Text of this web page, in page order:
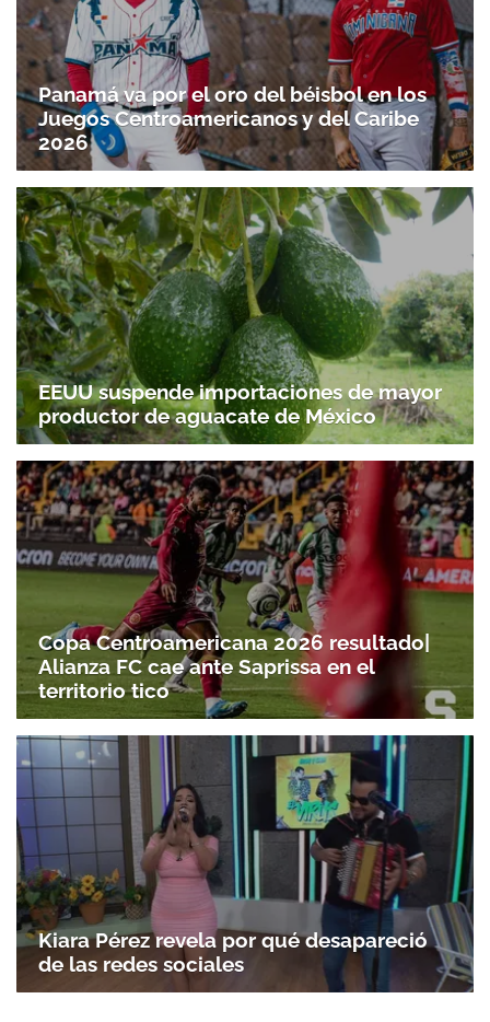
Panamá va por el oro del béisbol en los
Juegos Centroamericanos y del Caribe
2026
EEUU suspende importaciones de mayor
productor de aguacate de México
Copa Centroamericana 2026 resultado|
Alianza FC cae ante Saprissa en el
territorio tico
Kiara Pérez revela por qué desapareció
de las redes sociales